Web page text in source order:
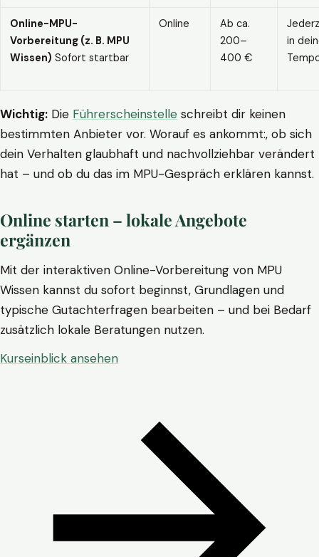
Online-MPU-
Vorbereitung (z. B. MPU
Wissen) Sofort startbar
Online
Ab ca.
200–
400 €
in
Wichtig: Die Führerscheinstelle schreibt dir keinen
bestimmten Anbieter vor. Worauf es ankommt:, ob sich
dein Verhalten glaubhaft und nachvollziehbar verändert
hat – und ob du das im MPU-Gespräch erklären kannst.
Online starten – lokale Angebote
ergänzen
Mit der interaktiven Online-Vorbereitung von MPU
Wissen kannst du sofort beginnst, Grundlagen und
typische Gutachterfragen bearbeiten – und bei Bedarf
zusätzlich lokale Beratungen nutzen.
Kurseinblick ansehen